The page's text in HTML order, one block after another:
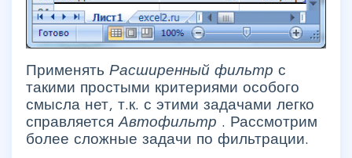
Применять Расширенный фильтр с
такими простыми критериями особого
смысла нет, т.к. с этими задачами легко
справляется Автофильтр . Рассмотрим
более сложные задачи по фильтрации.